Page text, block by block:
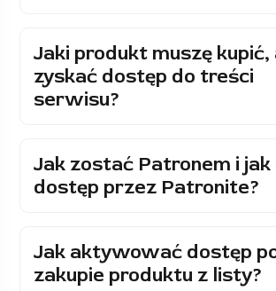
Jaki produkt muszę kupić,
zyskać dostęp do treści
serwisu?
Jak zostać Patronem i jak
dostęp przez Patronite?
Jak aktywować dostęp
zakupie produktu z listy?